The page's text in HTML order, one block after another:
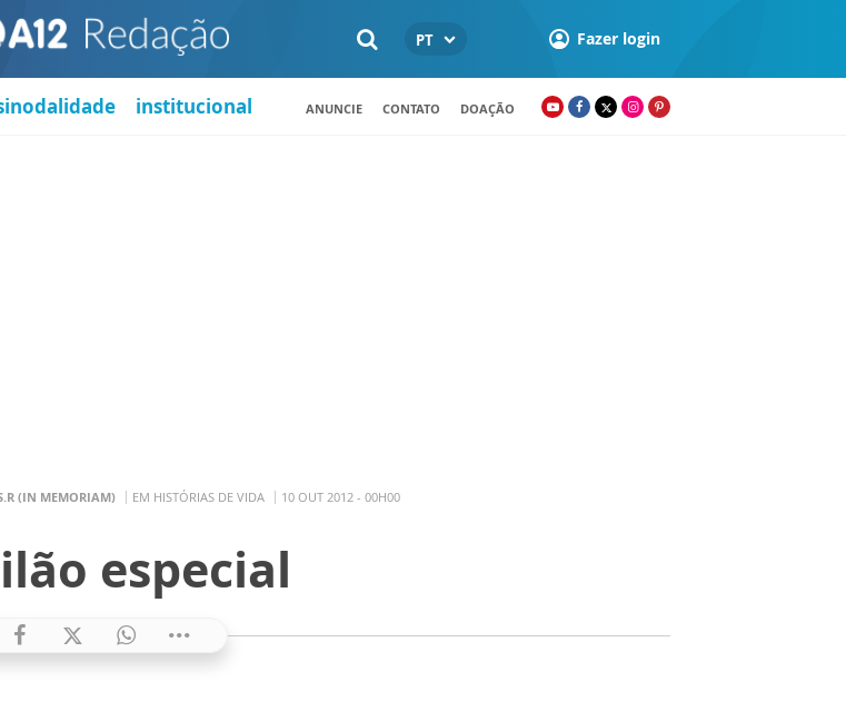
PT Fazer login
institucional ANUNCIE CONTATO DOAÇÃO
(IN MEMORIAM) EM HISTÓRIAS DE VIDA 10 OUT 2012 - 00H00
especial